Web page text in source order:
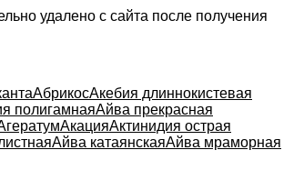
удалено с сайта после получения
АбрикосАкебия длиннокистевая
полигамнаяАйва прекрасная
АкацияАктинидия острая
Айва катаянскаяАйва мраморная